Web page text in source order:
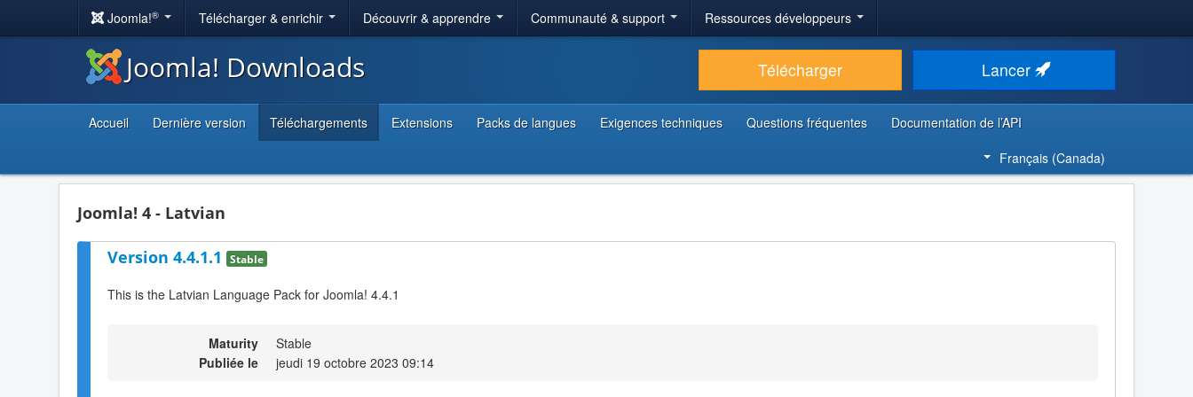
Joomla!® Télécharger & enrichir Découvrir & apprendre Communauté & support Ressources développeurs
Joomla! Downloads Télécharger Lancer
Accueil Dernière version Téléchargements Extensions Packs de langues Exigences techniques Questions fréquentes
Documentation de l’API
Français (Canada)
Joomla! 4 - Latvian
Version 4.4.1.1 Stable
This is the Latvian Language Pack for Joomla! 4.4.1
Maturity
Stable
Publiée le
jeudi 19 octobre 2023 09:14